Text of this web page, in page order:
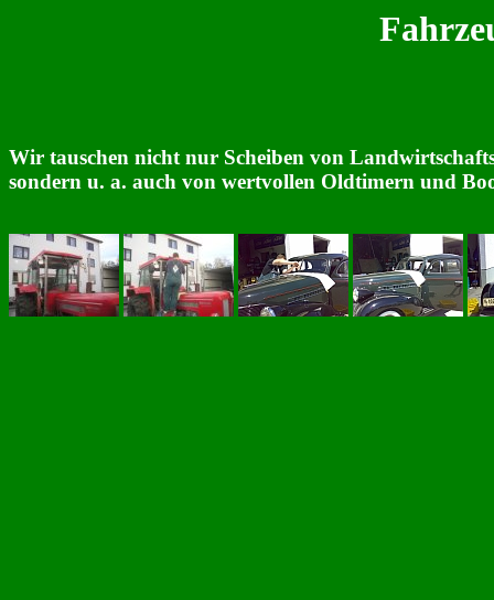
Wir tauschen nicht nur Scheiben von
sondern u. a. auch von wertvollen Oldtimern und